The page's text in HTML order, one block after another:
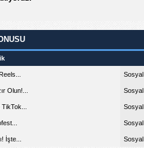
Olun!...
İşte...